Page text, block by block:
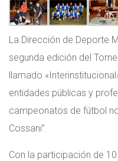
La Dirección de Deporte
segunda edición del
llamado
entidades públicas y
campeonatos de fútbol
Cossani”.
Con la participación de